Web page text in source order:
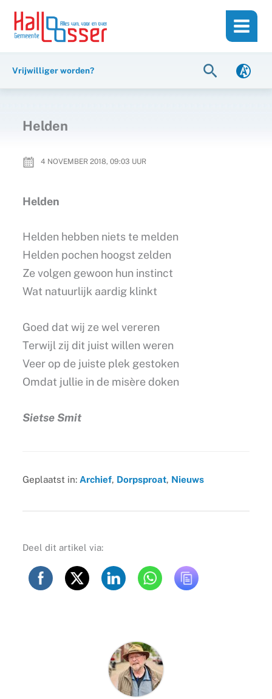
inhoud
naar
Vrijwilliger worden? Zoeken
Helden
4 NOVEMBER 2018, 09:03 UUR
Helden
Helden hebben niets te melden
Helden pochen hoogst zelden
Ze volgen gewoon hun instinct
Wat natuurlijk aardig klinkt
Goed dat wij ze wel vereren
Terwijl zij dit juist willen weren
Veer op de juiste plek gestoken
Omdat jullie in de misère doken
Sietse Smit
Geplaatst in: Archief, Dorpsproat, Nieuws
Deel dit artikel via: